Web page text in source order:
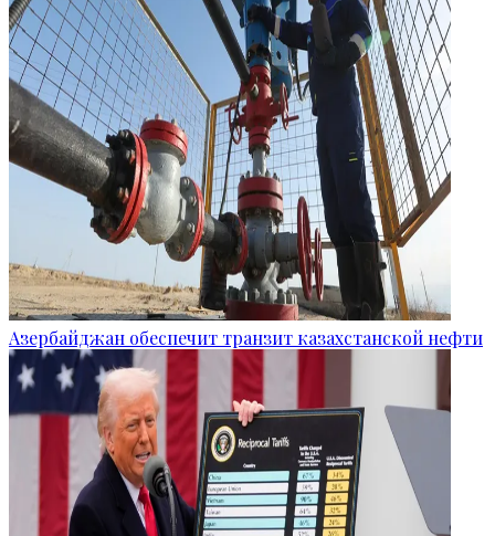
Азербайджан обеспечит транзит казахстанской нефти